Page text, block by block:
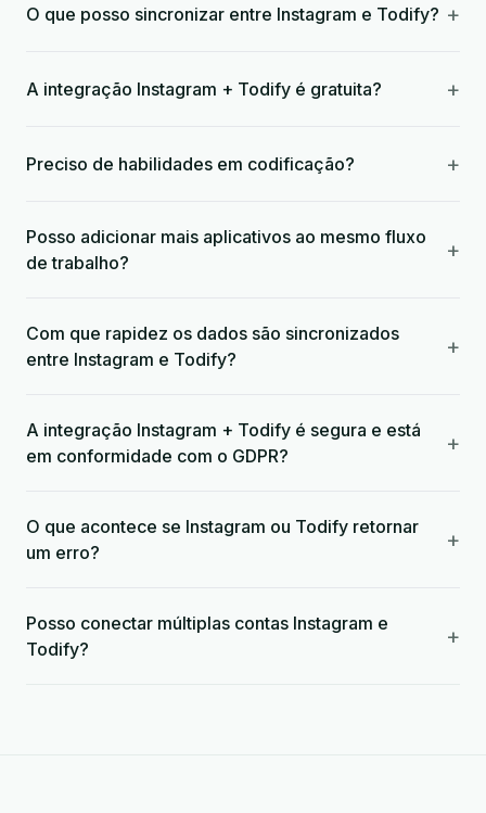
O que posso sincronizar entre Instagram e Todify? +
A integração Instagram + Todify é gratuita? +
Preciso de habilidades em codificação? +
Posso adicionar mais aplicativos ao mesmo fluxo
de trabalho?
+
Com que rapidez os dados são sincronizados
entre Instagram e Todify?
+
A integração Instagram + Todify é segura e está
em conformidade com o GDPR?
+
O que acontece se Instagram ou Todify retornar
um erro?
+
Posso conectar múltiplas contas Instagram e
Todify?
+